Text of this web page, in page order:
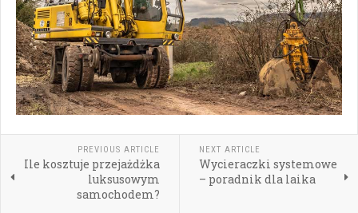
PREVIOUS ARTICLE
Ile kosztuje przejażdżka
luksusowym
samochodem?
NEXT ARTICLE
Wycieraczki systemowe
– poradnik dla laika